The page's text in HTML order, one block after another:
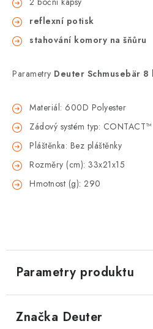
reflexní potisk
stahování komory na šňůru
Parametry Deuter Schmusebär 8
Materiál: 600D Polyester
Zádový systém typ: CONTACT™
Pláštěnka: Bez pláštěnky
Rozměry (cm): 33x21x15
Hmotnost (g): 290
Parametry produktu
Značka Deuter